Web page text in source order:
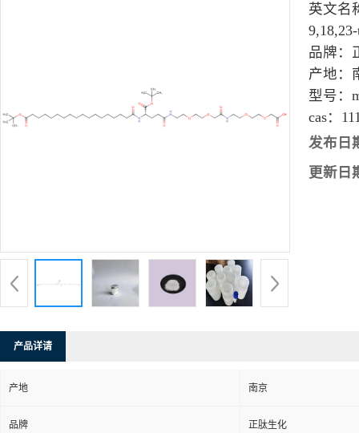
英文名
品牌：
产地：
型号：
cas：
发布日
更新日
产品详请
产地 南京
品牌 正肽生化